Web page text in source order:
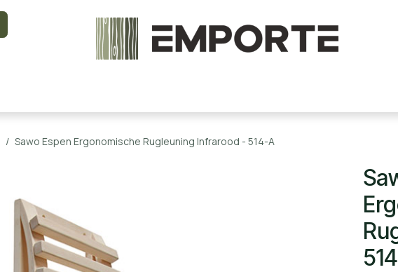
Sawo Espen Ergonomische Rugleuning Infrarood - 514-A